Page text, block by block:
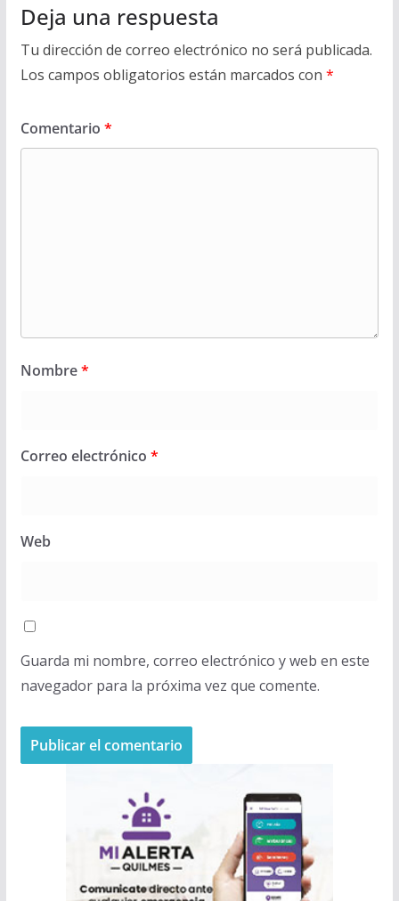
Deja una respuesta
Tu dirección de correo electrónico no será publicada.
Los campos obligatorios están marcados con *
Comentario *
Nombre*
Correo electrónico *
Web
Guarda mi nombre, correo electrónico y web en este
navegador para la próxima vez que comente.